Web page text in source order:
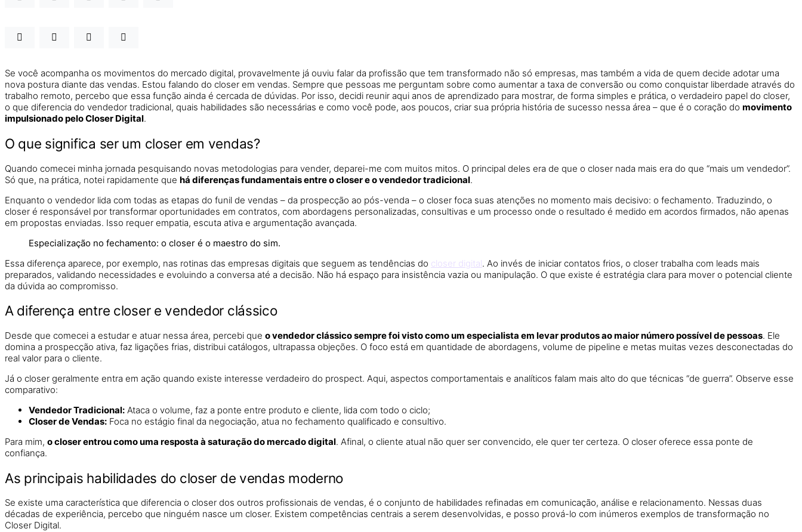
Se você acompanha os movimentos do mercado digital, provavelmente já ouviu falar da profissão que tem transformado não só empresas, mas também a vida de quem decide adotar uma
nova postura diante das vendas. Estou falando do closer em vendas. Sempre que pessoas me perguntam sobre como aumentar a taxa de conversão ou como conquistar liberdade através do
trabalho remoto, percebo que essa função ainda é cercada de dúvidas. Por isso, decidi reunir aqui anos de aprendizado para mostrar, de forma simples e prática, o verdadeiro papel do closer,
o que diferencia do vendedor tradicional, quais habilidades são necessárias e como você pode, aos poucos, criar sua própria história de sucesso nessa área – que é o coração do movimento
impulsionado pelo Closer Digital.
O que significa ser um closer em vendas?
Quando comecei minha jornada pesquisando novas metodologias para vender, deparei-me com muitos mitos. O principal deles era de que o closer nada mais era do que “mais um vendedor”.
Só que, na prática, notei rapidamente que há diferenças fundamentais entre o closer e o vendedor tradicional.
Enquanto o vendedor lida com todas as etapas do funil de vendas – da prospecção ao pós-venda – o closer foca suas atenções no momento mais decisivo: o fechamento. Traduzindo, o
closer é responsável por transformar oportunidades em contratos, com abordagens personalizadas, consultivas e um processo onde o resultado é medido em acordos firmados, não apenas
em propostas enviadas. Isso requer empatia, escuta ativa e argumentação avançada.
Especialização no fechamento: o closer é o maestro do sim.
Essa diferença aparece, por exemplo, nas rotinas das empresas digitais que seguem as tendências do closer digital. Ao invés de iniciar contatos frios, o closer trabalha com leads mais
preparados, validando necessidades e evoluindo a conversa até a decisão. Não há espaço para insistência vazia ou manipulação. O que existe é estratégia clara para mover o potencial cliente
da dúvida ao compromisso.
A diferença entre closer e vendedor clássico
Desde que comecei a estudar e atuar nessa área, percebi que o vendedor clássico sempre foi visto como um especialista em levar produtos ao maior número possível de pessoas. Ele
domina a prospecção ativa, faz ligações frias, distribui catálogos, ultrapassa objeções. O foco está em quantidade de abordagens, volume de pipeline e metas muitas vezes desconectadas do
real valor para o cliente.
Já o closer geralmente entra em ação quando existe interesse verdadeiro do prospect. Aqui, aspectos comportamentais e analíticos falam mais alto do que técnicas “de guerra”. Observe esse
comparativo:
Vendedor Tradicional: Ataca o volume, faz a ponte entre produto e cliente, lida com todo o ciclo;
Closer de Vendas: Foca no estágio final da negociação, atua no fechamento qualificado e consultivo.
Para mim, o closer entrou como uma resposta à saturação do mercado digital. Afinal, o cliente atual não quer ser convencido, ele quer ter certeza. O closer oferece essa ponte de
confiança.
As principais habilidades do closer de vendas moderno
Se existe uma característica que diferencia o closer dos outros profissionais de vendas, é o conjunto de habilidades refinadas em comunicação, análise e relacionamento. Nessas duas
décadas de experiência, percebo que ninguém nasce um closer. Existem competências centrais a serem desenvolvidas, e posso prová-lo com inúmeros exemplos de transformação no
Closer Digital.